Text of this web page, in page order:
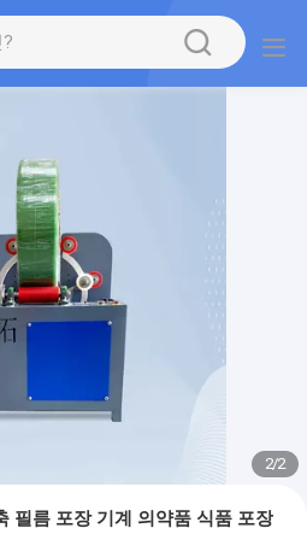
2/2
필름 포장 기계 의약품 식품 포장